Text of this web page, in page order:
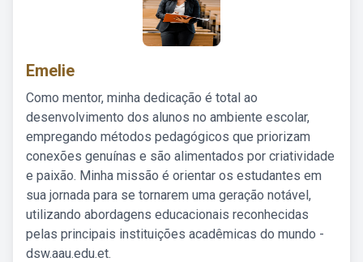
Emelie
Como mentor, minha dedicação é total ao
desenvolvimento dos alunos no ambiente escolar,
empregando métodos pedagógicos que priorizam
conexões genuínas e são alimentados por criatividade
e paixão. Minha missão é orientar os estudantes em
sua jornada para se tornarem uma geração notável,
utilizando abordagens educacionais reconhecidas
pelas principais instituições acadêmicas do mundo -
dsw.aau.edu.et.